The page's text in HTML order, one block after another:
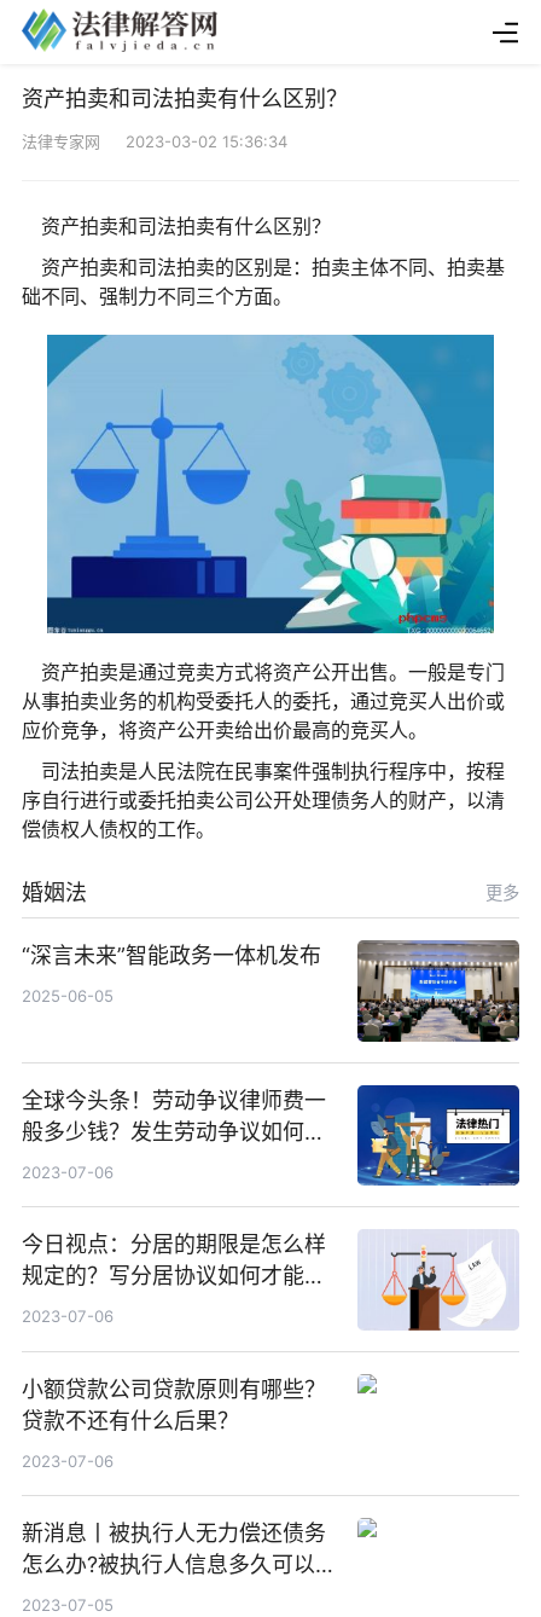
资产拍卖和司法拍卖有什么区别？
法律专家网 2023-03-02 15:36:34
资产拍卖和司法拍卖有什么区别？
资产拍卖和司法拍卖的区别是：拍卖主体不同、拍卖基
础不同、强制力不同三个方面。
资产拍卖是通过竞卖方式将资产公开出售。一般是专门
从事拍卖业务的机构受委托人的委托，通过竞买人出价或
应价竞争，将资产公开卖给出价最高的竞买人。
司法拍卖是人民法院在民事案件强制执行程序中，按程
序自行进行或委托拍卖公司公开处理债务人的财产，以清
偿债权人债权的工作。
婚姻法 更多
“深言未来”智能政务一体机发布
2025-06-05
全球今头条！劳动争议律师费一
般多少钱？发生劳动争议如何算
工资？
2023-07-06
今日视点：分居的期限是怎么样
规定的？写分居协议如何才能有
效？
2023-07-06
小额贷款公司贷款原则有哪些？
贷款不还有什么后果？
2023-07-06
新消息丨被执行人无力偿还债务
怎么办?被执行人信息多久可以
消除?
2023-07-05